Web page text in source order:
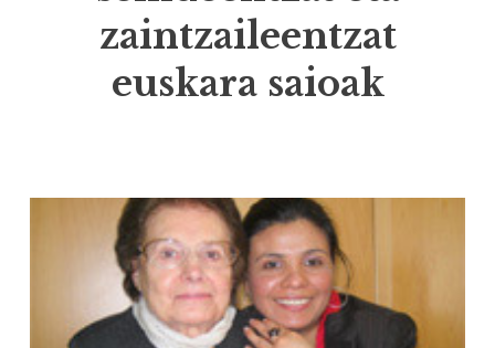
zaintzaileentzat
euskara saioak